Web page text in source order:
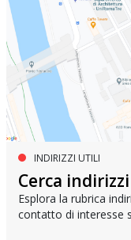
VIVERE A ROMA
Attività per il
Un vademecum per
INDIRIZZI UTILI
Cerca
Esplora la rubrica
contatto di interesse